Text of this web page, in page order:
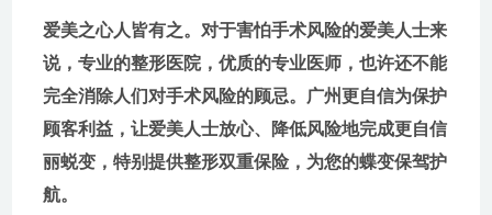
爱美之心人皆有之。对于害怕手术风险的爱美人士来
说，专业的整形医院，优质的专业医师，也许还不能
完全消除人们对手术风险的顾忌。广州更自信为保护
顾客利益，让爱美人士放心、降低风险地完成更自信
丽蜕变，特别提供整形双重保险，为您的蝶变保驾护
航。